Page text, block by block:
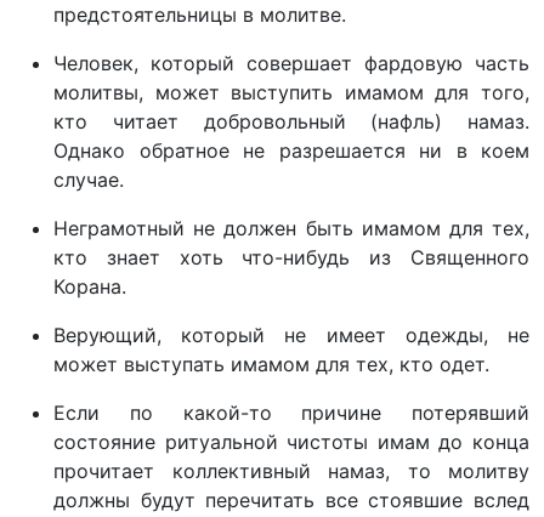
предстоятельницы в молитве.
Человек, который совершает фардовую часть
молитвы, может выступить имамом для того,
кто читает добровольный (нафль) намаз.
Однако обратное не разрешается ни в коем
случае.
Неграмотный не должен быть имамом для тех,
кто знает хоть что-нибудь из Священного
Корана.
Верующий, который не имеет одежды, не
может выступать имамом для тех, кто одет.
Если по какой-то причине потерявший
состояние ритуальной чистоты имам до конца
прочитает коллективный намаз, то молитву
должны будут перечитать все стоявшие вслед